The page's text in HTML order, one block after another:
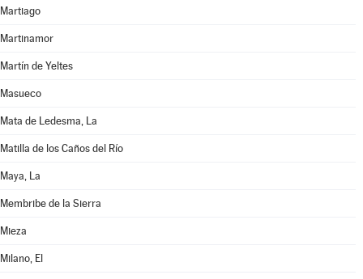
Martiago
Martinamor
Martín de Yeltes
Masueco
Mata de Ledesma, La
Matilla de los Caños del Río
Maya, La
Membribe de la Sierra
Mieza
Milano, El